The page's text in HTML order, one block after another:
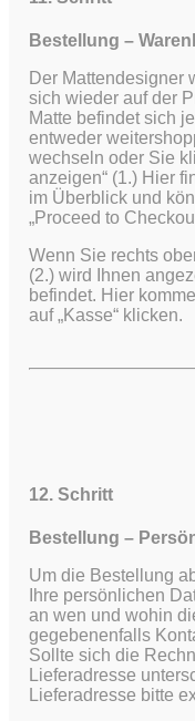
Bestellung –
Der Mattendesigner
sich wieder auf der
Matte befindet sich
entweder
wechseln oder Sie
anzeigen“ (1.) Hier
im Überblick und
„Proceed to
Wenn Sie rechts
(2.) wird Ihnen
befindet. Hier
auf „Kasse“ klicken.
12. Schritt
Bestellung –
Um die Bestellung
Ihre persönlichen
an wen und wohin
gegebenenfalls
Sollte sich die
Lieferadresse
Lieferadresse bitte